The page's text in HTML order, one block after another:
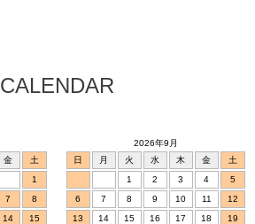
CALENDAR
金
土
1
7
8
14
15
2026年9月
日
月 火 水 木 金
土
1
2 3 4
5
6
7 8 9 10 11
12
13
14 15 16 17 18
19